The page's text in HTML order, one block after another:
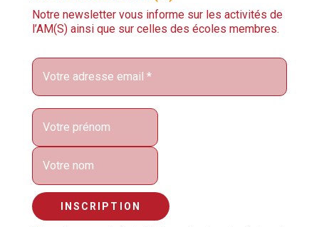
Notre newsletter vous informe sur les activités de
l’AM(S) ainsi que sur celles des écoles membres.